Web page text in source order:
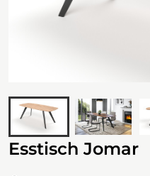
Esstisch Jomar